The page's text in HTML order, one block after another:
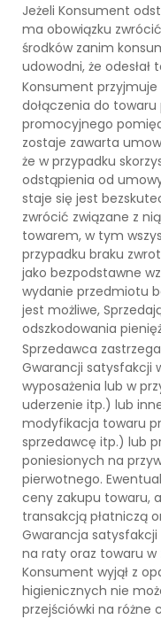
Jeżeli Konsument
ma obowiązku
środków zanim
udowodni, że odesłał
Konsument przyjmuje
dołączenia do
promocyjnego
zostaje zawarta
że w przypadku
odstąpienia od
staje się jest
zwrócić związane z
towarem, w tym
przypadku braku
jako bezpodstawne
wydanie przedmiotu
jest możliwe,
odszkodowania
Sprzedawca
Gwarancji satysfakcji
wyposażenia lub w
uderzenie itp.) lub
modyfikacja towaru
sprzedawcę itp.) lub
poniesionych na
pierwotnego.
ceny zakupu towaru,
transakcją płatniczą
Gwarancja
na raty oraz towaru
Konsument wyjął z
higienicznych nie
przejściówki na różne